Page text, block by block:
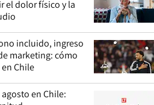
el dolor físico y la
incluido, ingreso
marketing: cómo
Chile
en Chile: